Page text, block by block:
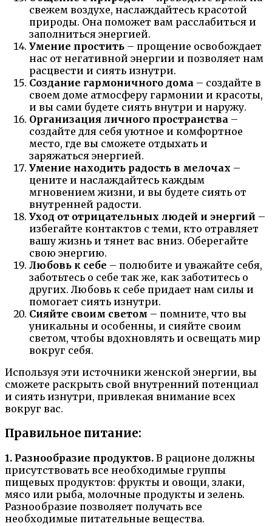
свежем воздухе, наслаждайтесь красотой
природы. Она поможет вам расслабиться и
заполниться энергией.
Умение простить – прощение освобождает
нас от негативной энергии и позволяет нам
расцвести и сиять изнутри.
Создание гармоничного дома – создайте в
своем доме атмосферу гармонии и красоты,
и вы сами будете сиять внутри и наружу.
Организация личного пространства –
создайте для себя уютное и комфортное
место, где вы сможете отдыхать и
заряжаться энергией.
Умение находить радость в мелочах –
цените и наслаждайтесь каждым
мгновением жизни, и вы будете сиять от
внутренней радости.
Уход от отрицательных людей и энергий –
избегайте контактов с теми, кто отравляет
вашу жизнь и тянет вас вниз. Оберегайте
свою энергию.
Любовь к себе – полюбите и уважайте себя,
заботьтесь о себе так же, как заботитесь о
других. Любовь к себе придает нам силы и
помогает сиять изнутри.
Сияйте своим светом – помните, что вы
уникальны и особенны, и сияйте своим
светом, чтобы вдохновлять и освещать мир
вокруг себя.
Используя эти источники женской энергии, вы
сможете раскрыть свой внутренний потенциал
и сиять изнутри, привлекая внимание всех
вокруг вас.
Правильное питание:
1. Разнообразие продуктов. В рационе должны
присутствовать все необходимые группы
пищевых продуктов: фрукты и овощи, злаки,
мясо или рыба, молочные продукты и зелень.
Разнообразие позволяет получать все
необходимые питательные вещества.